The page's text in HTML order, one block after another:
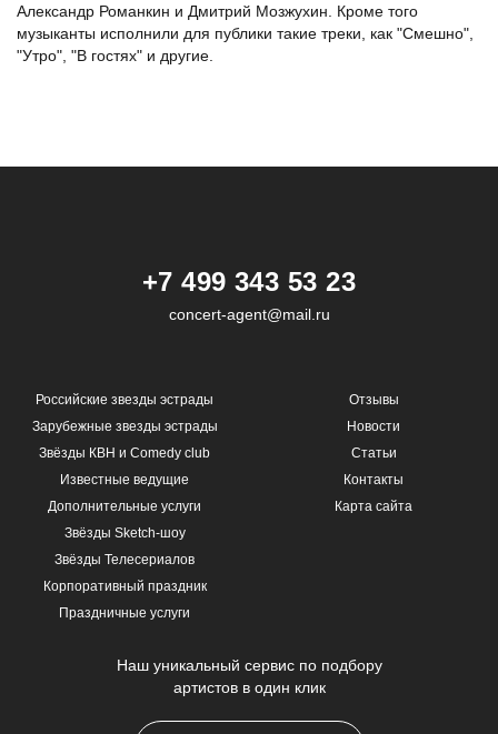
Александр Романкин и Дмитрий Мозжухин. Кроме того
музыканты исполнили для публики такие треки, как "Смешно",
"Утро", "В гостях" и другие.
+7 499 343 53 23
concert-agent@mail.ru
Российские звезды эстрады
Зарубежные звезды эстрады
Звёзды КВН и Comedy club
Известные ведущие
Дополнительные услуги
Звёзды Sketch-шоу
Звёзды Телесериалов
Корпоративный праздник
Праздничные услуги
Отзывы
Новости
Статьи
Контакты
Карта сайта
Наш уникальный сервис по подбору
артистов в один клик